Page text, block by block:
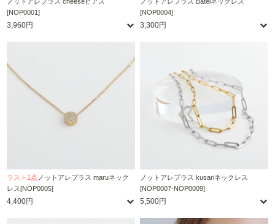
[NOP0001]
3,960円
[NOP0004]
3,300円
ラスト1点 ノットアレプラス maruネック
レス[NOP0005]
4,400円
ノットアレプラス kusariネックレス
[NOP0007-NOP0009]
5,500円